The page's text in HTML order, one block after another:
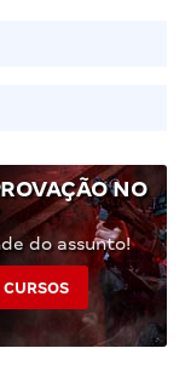
NO
do assunto!